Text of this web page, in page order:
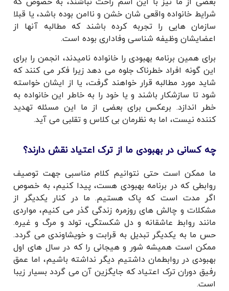
شرایط خانواده واقعی شان خشن و ناامن بوده باشد، یا قبلا
سازمان هایی را تجربه کرده باشند که مطالبه آنها از
اعضایشان وظیفه شناسی وفاداری بوده است.
برای همین برنامه بهبودی را خانواده نامیدند، انجمن را برای
این گونه افراد خطرناک جلوه می دهد زیرا فکر می کنند که
شاید مورد مطالبه قرار خواهند گرفت، یا از ایشان خواسته
شود تا سازشکار باشند و یا خود را به خاطر این خانواده به
خطر اندازد. برعکس برای بعضی از ما این مسئله تهدید
کننده نیست، اما به نظرمان بی کلاس و تقلبی می آید.
چه کسانی در بهبودی ما از ترک اعتیاد نقش دارند؟
ما ممکن است حتی نتوانیم کلام مناسبی جهت توصیف
روابطی که در برنامه بهبودی هست، پیدا کنیم، به خصوص
اگر مدت است که پاک هستیم. ما در کنار یکدیگر از
مشکلات و چالش های روزمره زندگی گذر می کنیم، مواردی
مانند روابط عاشقانه و دل شکستگی، تولد و مرگ و غیره.
حس ما به یکدیگر تبدیل به قرابت و خویشاوندی می گردد.
ممکن است همیشه شور و هیجانی را که در سال های اول
بهبودی در روابطمان داشتیم دیگر نداشته باشیم، اما عمق
رفیق دوران ترک اعتیاد که جایگزین آن می گردد بسیار زیبا
است.